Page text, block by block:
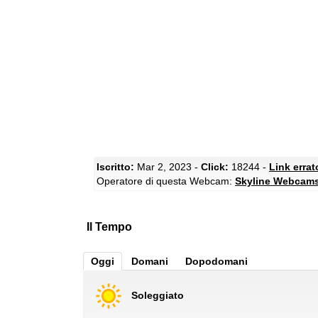
Iscritto: Mar 2, 2023 - Click: 18244 - Link
Operatore di questa Webcam: Skyline
Il Tempo
Oggi Domani Dopodomani
Soleggiato